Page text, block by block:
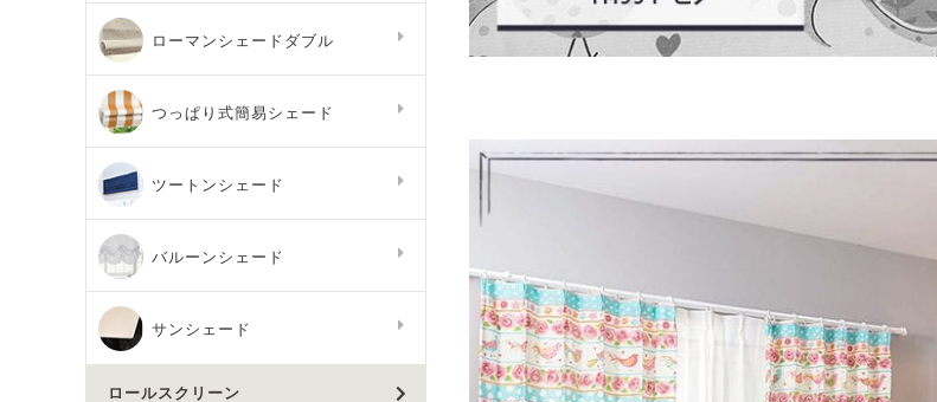
ローマンシェードダブル
つっぱり式簡易シェード
ツートンシェード
バルーンシェード
サンシェード
ロールスクリーン